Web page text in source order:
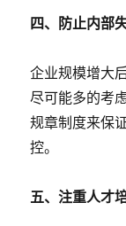
四、防止内部
企业规模增大
尽可能多的考
规章制度来保
控。
五、注重人才